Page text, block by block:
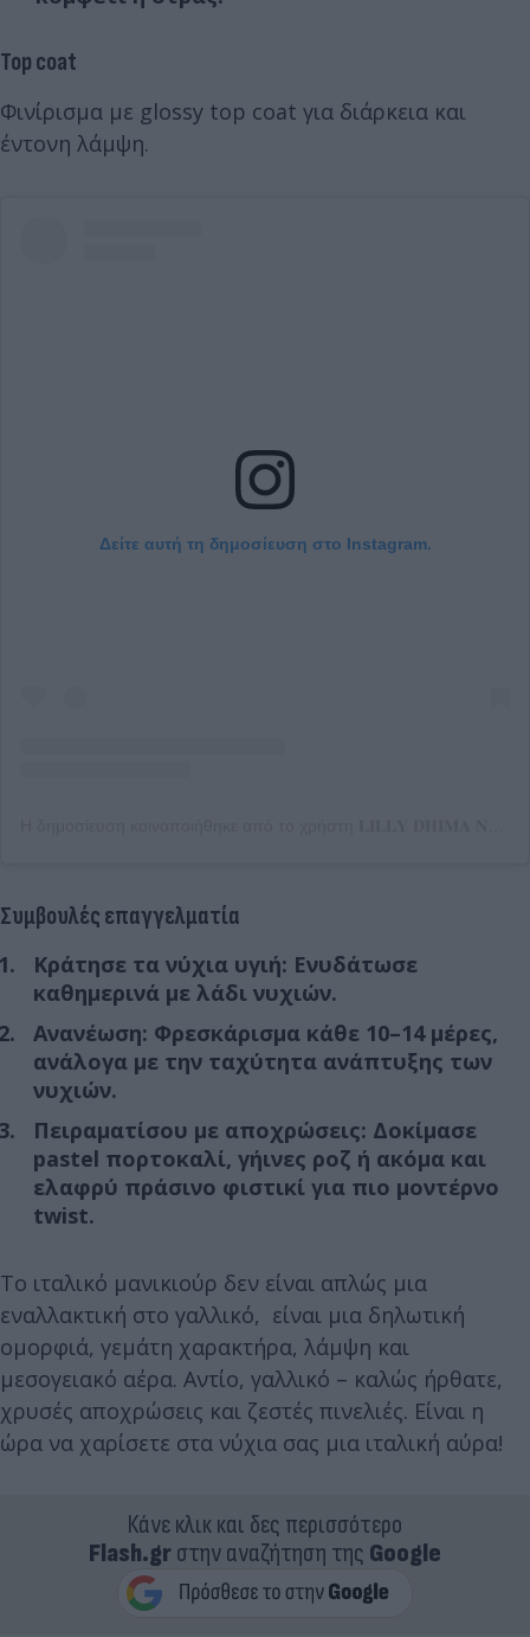
Top coat
Φινίρισμα με glossy top coat για διάρκεια και
έντονη λάμψη.
Δείτε αυτή τη δημοσίευση στο Instagram.
Συμβουλές επαγγελματία
Κράτησε τα νύχια υγιή: Ενυδάτωσε
καθημερινά με λάδι νυχιών.
Ανανέωση: Φρεσκάρισμα κάθε 10–14 μέρες,
ανάλογα με την ταχύτητα ανάπτυξης των
νυχιών.
Πειραματίσου με αποχρώσεις: Δοκίμασε
pastel πορτοκαλί, γήινες ροζ ή ακόμα και
ελαφρύ πράσινο φιστικί για πιο μοντέρνο
twist.
Το ιταλικό μανικιούρ δεν είναι απλώς μια
εναλλακτική στο γαλλικό, είναι μια δηλωτική
ομορφιά, γεμάτη χαρακτήρα, λάμψη και
μεσογειακό αέρα. Αντίο, γαλλικό – καλώς ήρθατε,
χρυσές αποχρώσεις και ζεστές πινελιές. Είναι η
ώρα να χαρίσετε στα νύχια σας μια ιταλική αύρα!
Κάνε κλικ και δες περισσότερο
Flash.grστην αναζήτηση της Google